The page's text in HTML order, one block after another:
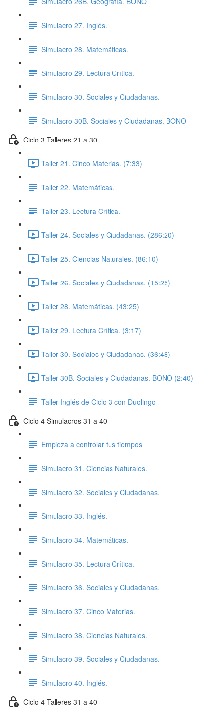
Simulacro 27. Inglés.
Simulacro 28. Matemáticas.
Simulacro 29. Lectura Crítica.
Simulacro 30. Sociales y Ciudadanas.
Simulacro 30B. Sociales y Ciudadanas. BONO
Ciclo 3 Talleres 21 a 30
Taller 21. Cinco Materias. (7:33)
Taller 22. Matemáticas.
Taller 23. Lectura Crítica.
Taller 24. Sociales y Ciudadanas. (286:20)
Taller 25. Ciencias Naturales. (86:10)
Taller 26. Sociales y Ciudadanas. (15:25)
Taller 28. Matemáticas. (43:25)
Taller 29. Lectura Crítica. (3:17)
Taller 30. Sociales y Ciudadanas. (36:48)
Taller 30B. Sociales y Ciudadanas. BONO (2:40)
Taller Inglés de Ciclo 3 con Duolingo
Ciclo 4 Simulacros 31 a 40
Empieza a controlar tus tiempos
Simulacro 31. Ciencias Naturales.
Simulacro 32. Sociales y Ciudadanas.
Simulacro 33. Inglés.
Simulacro 34. Matemáticas.
Simulacro 35. Lectura Crítica.
Simulacro 36. Sociales y Ciudadanas.
Simulacro 37. Cinco Materias.
Simulacro 38. Ciencias Naturales.
Simulacro 39. Sociales y Ciudadanas.
Simulacro 40. Inglés.
Ciclo 4 Talleres 31 a 40